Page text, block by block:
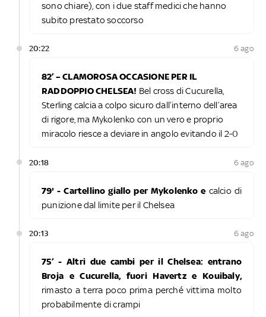
sono chiare), con i due staff medici che hanno
subito prestato soccorso
20:22 6 ago
82’ – CLAMOROSA OCCASIONE PER IL
RADDOPPIO CHELSEA! Bel cross di Cucurella,
Sterling calcia a colpo sicuro dall’interno dell’area
di rigore, ma Mykolenko con un vero e proprio
miracolo riesce a deviare in angolo evitando il 2-0
20:18 6 ago
79' - Cartellino giallo per Mykolenko e calcio di
punizione dal limite per il Chelsea
20:13 6 ago
75’ - Altri due cambi per il Chelsea: entrano
Broja e Cucurella, fuori Havertz e Kouibaly,
rimasto a terra poco prima perché vittima molto
probabilmente di crampi